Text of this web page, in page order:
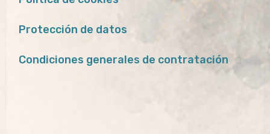
Protección de datos
Condiciones generales de contratación